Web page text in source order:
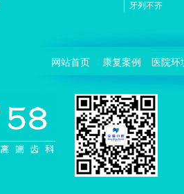
牙列不齐
网站首页 康复案例 医院环